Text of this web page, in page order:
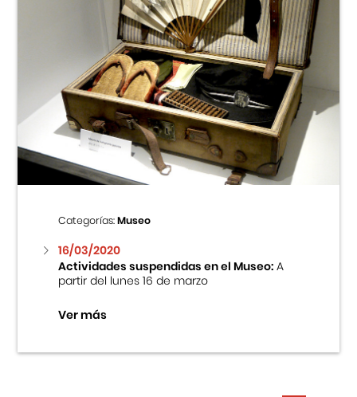
Categorías:Museo
16/03/2020
Actividades suspendidas en el Museo:A
partir del lunes 16 de marzo
Ver más